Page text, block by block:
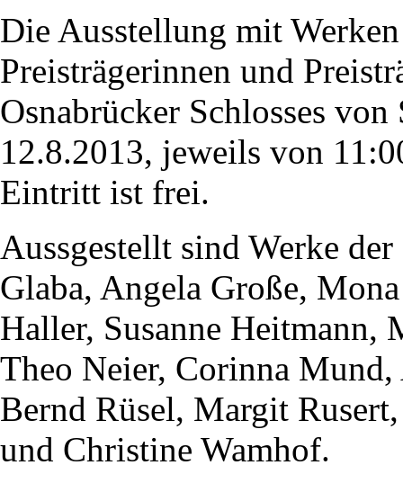
Die Ausstellung mit
Preisträgerinnen und
Osnabrücker Schlosses
12.8.2013, jeweils von
Eintritt ist frei.
Aussgestellt sind Werke
Glaba, Angela Große,
Haller, Susanne Heitmann,
Theo Neier, Corinna
Bernd Rüsel, Margit
und Christine Wamhof.